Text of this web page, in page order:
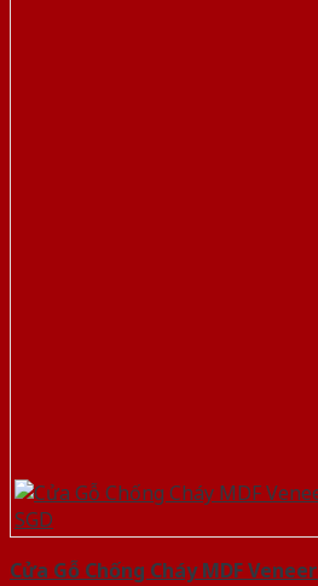
Cửa Gỗ Chống Cháy MDF